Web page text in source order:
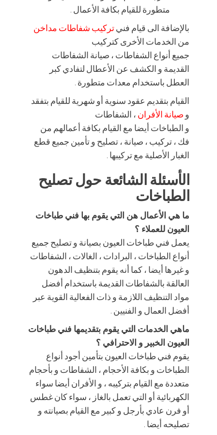
متطورة للقيام بكافة الأعمال .
بالإضافة الى قيام فنيتركيب شفاطات مداخن
من الخدمات الأخرى كتركيب
جميع أنواع الشفاطات ، صيانة الشفاطات
القديمة و الكشف عن الأعطال لتفادي كبر
العطل باستخدام معدات متطورة .
القيام بتقديم عقود سنوية أو شهرية للقيام بتفقد
و صيانة الأفران ، الشفاطات
و الطباخات أيضا مع القيام بكافة أعمالهم من
فك ، تركيب ، صيانة ، تصليح و تأمين جميع قطع
الغبار الأصلية مع تركيبها .
الأسئلة الشائعة حول تصليح
الطباخات
ما هي الأعمال هن التي يقوم بها فني طباخات
العيون للعملاء ؟
يعمل فني طباخات العيون بصيانة و تصليح جميع
أنواع الطباخات ، البرادات ، الغالات ، الشفاطات
و غيرها أيضا ، كما أنه يقوم بتنظيف الدهون
العالقة بالشفاطات القديمة باستخدام أفضل
مواد التنظيف اللازمة و ذات الفعالية القوية عبر
أفضل العمال و الفنيين .
ماهي الخدمات التي يقوم بتقديمها فني طباخات
العيون الخبير و الاحترافي ؟
يقوم فني طباخات العيون بتأمين أجود أنواع
الطباخات و بكافة الأحجام ، الشفاطات و بأحجام
متعددة مع القيام بتركيبه ، و الأفران أيضا سواء
الكهربائية أو التي تعمل بالغاز ، سواء كان غطس
أو فرن عادي بأرجل و كبير مع القيام بصيانته و
تصليحه أيضا .